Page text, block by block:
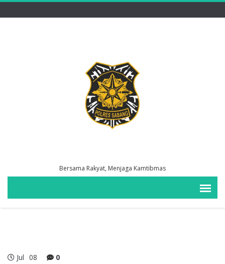
Bersama Rakyat, Menjaga Kamtibmas
Jul 08 0